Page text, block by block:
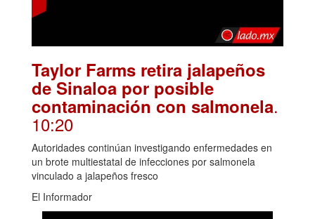
Taylor Farms retira jalapeños
de Sinaloa por posible
contaminación con salmonela.
10:20
Autoridades continúan investigando enfermedades en
un brote multiestatal de infecciones por salmonela
vinculado a jalapeños fresco
El Informador